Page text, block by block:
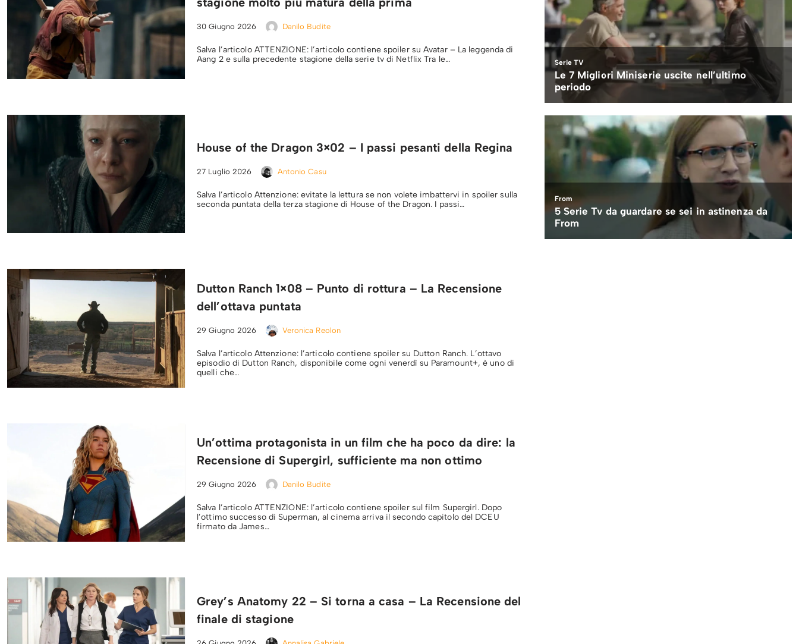
30 Giugno 2026 Danilo Budite
Salva l’articolo ATTENZIONE: l’articolo contiene spoiler su Avatar – La leggenda di
Aang 2 e sulla precedente stagione della serie tv di Netflix Tra le…
House of the Dragon 3×02 – I passi pesanti della Regina
27 Luglio 2026 Antonio Casu
Salva l’articolo Attenzione: evitate la lettura se non volete imbattervi in spoiler sulla
seconda puntata della terza stagione di House of the Dragon. I passi…
Dutton Ranch 1×08 – Punto di rottura – La Recensione
dell’ottava puntata
29 Giugno 2026 Veronica Reolon
Salva l’articolo Attenzione: l’articolo contiene spoiler su Dutton Ranch. L’ottavo
episodio di Dutton Ranch, disponibile come ogni venerdì su Paramount+, è uno di
quelli che…
Un’ottima protagonista in un film che ha poco da dire: la
Recensione di Supergirl, sufficiente ma non ottimo
29 Giugno 2026 Danilo Budite
Salva l’articolo ATTENZIONE: l’articolo contiene spoiler sul film Supergirl. Dopo
l’ottimo successo di Superman, al cinema arriva il secondo capitolo del DCEU
firmato da James…
Grey’s Anatomy 22 – Si torna a casa – La Recensione del
finale di stagione